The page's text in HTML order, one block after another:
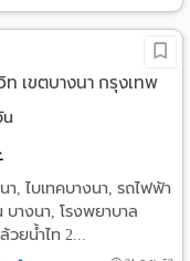
เขตบางนา กรุงเทพ
น
, ไบเทคบางนา, รถไฟฟ้า
างนา, โรงพยาบาล
ยน้ำไท 2...